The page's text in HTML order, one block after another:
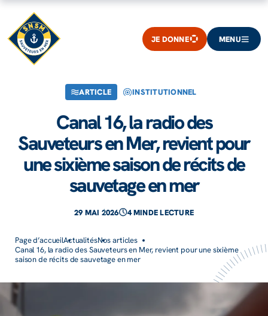
JE DONNE MENU
ARTICLE INSTITUTIONNEL
Canal 16, la radio des
Sauveteurs en Mer, revient pour
une sixième saison de récits de
sauvetage en mer
29 MAI 2026 4 MINDE LECTURE
Page d’accueilActualitésNos articles
Canal 16, la radio des Sauveteurs en Mer, revient pour une sixième
saison de récits de sauvetage en mer